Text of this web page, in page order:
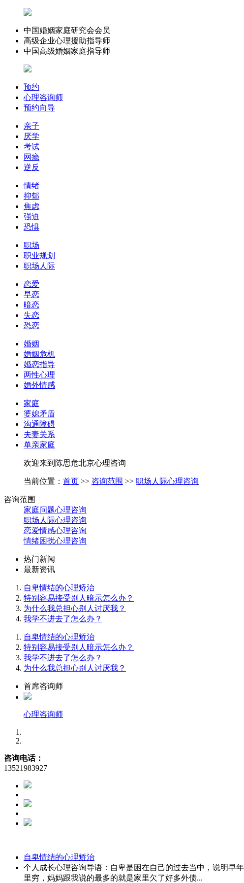
中国婚姻家庭研究会会员
高级企业心理援助指导师
中国高级婚姻家庭指导师
预约
心理咨询师
预约向导
亲子
厌学
考试
网瘾
逆反
情绪
抑郁
焦虑
强迫
恐惧
职场
职业规划
职场人际
恋爱
早恋
暗恋
失恋
恐恋
婚姻
婚姻危机
婚恋指导
两性心理
婚外情感
家庭
婆媳矛盾
沟通障碍
夫妻关系
单亲家庭
欢迎来到陈思危北京心理咨询
当前位置： 首页 >> 咨询范围 >> 职场人际心理咨询
咨询范围
家庭问题心理咨询
职场人际心理咨询
恋爱情感心理咨询
情绪困扰心理咨询
热门新闻
最新资讯
自卑情结的心理矫治
特别容易接受别人暗示怎么办？
为什么我总担心别人讨厌我？
我学不进去了怎么办？
自卑情结的心理矫治
特别容易接受别人暗示怎么办？
我学不进去了怎么办？
为什么我总担心别人讨厌我？
首席咨询师
心理咨询师
咨询电话：
13521983927
自卑情结的心理矫治
个人成长心理咨询导语：自卑是困在自己的过去当中，说明早
里穷，妈妈跟我说的最多的就是家里欠了好多外债...